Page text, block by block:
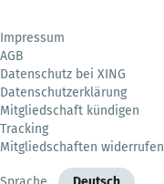
Impressum
AGB
Datenschutz bei XING
Datenschutzerklärung
Mitgliedschaft kündigen
Tracking
Mitgliedschaften widerrufen